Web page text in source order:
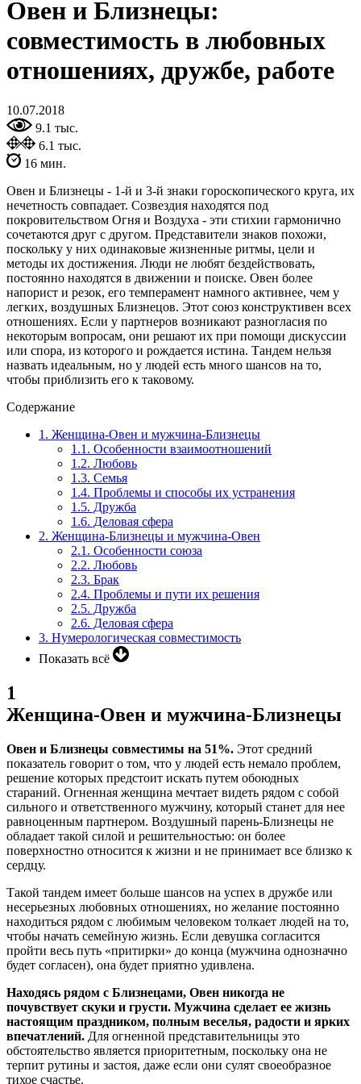
Овен и Близнецы:
совместимость в любовных
отношениях, дружбе, работе
10.07.2018
9.1 тыс.
6.1 тыс.
16 мин.
Овен и Близнецы - 1-й и 3-й знаки гороскопического круга, их
нечетность совпадает. Созвездия находятся под
покровительством Огня и Воздуха - эти стихии гармонично
сочетаются друг с другом. Представители знаков похожи,
поскольку у них одинаковые жизненные ритмы, цели и
методы их достижения. Люди не любят бездействовать,
постоянно находятся в движении и поиске. Овен более
напорист и резок, его темперамент намного активнее, чем у
легких, воздушных Близнецов. Этот союз конструктивен всех
отношениях. Если у партнеров возникают разногласия по
некоторым вопросам, они решают их при помощи дискуссии
или спора, из которого и рождается истина. Тандем нельзя
назвать идеальным, но у людей есть много шансов на то,
чтобы приблизить его к таковому.
Содержание
1. Женщина-Овен и мужчина-Близнецы
1.1. Особенности взаимоотношений
1.2. Любовь
1.3. Семья
1.4. Проблемы и способы их устранения
1.5. Дружба
1.6. Деловая сфера
2. Женщина-Близнецы и мужчина-Овен
2.1. Особенности союза
2.2. Любовь
2.3. Брак
2.4. Проблемы и пути их решения
2.5. Дружба
2.6. Деловая сфера
3. Нумерологическая совместимость
Показать всё
1
Женщина-Овен и мужчина-Близнецы
Овен и Близнецы совместимы на 51%. Этот средний
показатель говорит о том, что у людей есть немало проблем,
решение которых предстоит искать путем обоюдных
стараний. Огненная женщина мечтает видеть рядом с собой
сильного и ответственного мужчину, который станет для нее
равноценным партнером. Воздушный парень-Близнецы не
обладает такой силой и решительностью: он более
поверхностно относится к жизни и не принимает все близко к
сердцу.
Такой тандем имеет больше шансов на успех в дружбе или
несерьезных любовных отношениях, но желание постоянно
находиться рядом с любимым человеком толкает людей на то,
чтобы начать семейную жизнь. Если девушка согласится
пройти весь путь «притирки» до конца (мужчина однозначно
будет согласен), она будет приятно удивлена.
Находясь рядом с Близнецами, Овен никогда не
почувствует скуки и грусти. Мужчина сделает ее жизнь
настоящим праздником, полным веселья, радости и ярких
впечатлений. Для огненной представительницы это
обстоятельство является приоритетным, поскольку она не
терпит рутины и застоя, даже если они сулят своеобразное
тихое счастье.